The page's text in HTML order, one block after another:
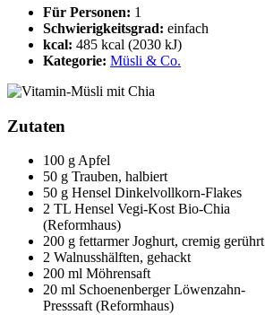
Für Personen: 1
Schwierigkeitsgrad: einfach
kcal: 485 kcal (2030 kJ)
Kategorie: Müsli & Co.
Zutaten
100 g Apfel
50 g Trauben, halbiert
50 g Hensel Dinkelvollkorn-Flakes
2 TL Hensel Vegi-Kost Bio-Chia
(Reformhaus)
200 g fettarmer Joghurt, cremig gerührt
2 Walnusshälften, gehackt
200 ml Möhrensaft
20 ml Schoenenberger Löwenzahn-
Presssaft (Reformhaus)